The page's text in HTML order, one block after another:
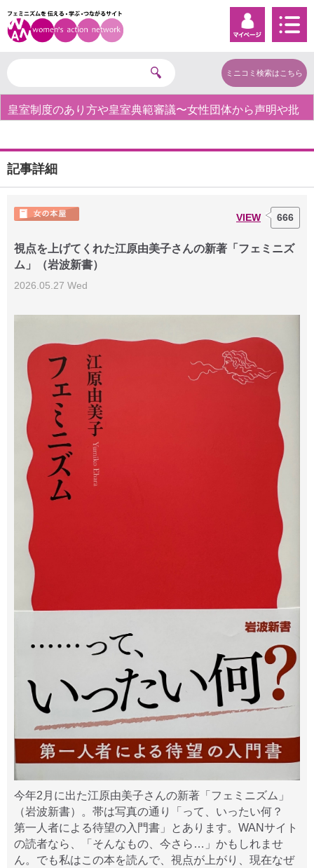
ミニコミ検索はこちら
皇室制度のあり方や皇室典範審議〜女性団体から声明や批
記事詳細
VIEW 666
視点を上げてくれた江原由美子さんの新著「フェミニズ
ム」（岩波新書）
2026.05.27 Wed
今年2月に出た江原由美子さんの新著「フェミニズム」
（岩波新書）。帯は写真の通り「って、いったい何？
第一人者による待望の入門書」とあります。WANサイト
の読者なら、「そんなもの、今さら…」かもしれませ
ん。でも私はこの本を読んで、視点が上がり、現在なぜ